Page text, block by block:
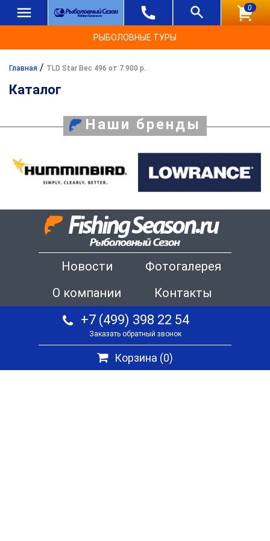
0
РЫБОЛОВНЫЕ ТУРЫ
Главная / TLD Star Вес 496 от 7 900 р.
Каталог
Наши бренды
Новости
Фотогалерея
О компании
Контакты
+7 (499) 398 22 54
Заказать обратный звонок
Корзина (0)